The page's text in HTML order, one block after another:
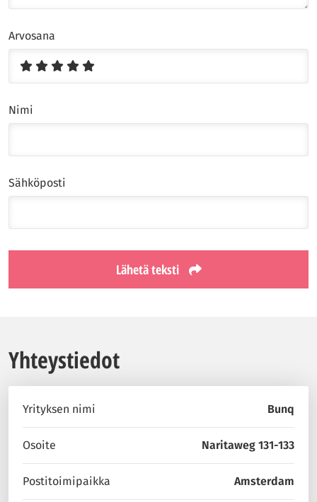
Arvosana
Nimi
Sähköposti
Lähetä teksti
Yhteystiedot
Yrityksen nimi Bunq
Osoite Naritaweg 131-133
Postitoimipaikka Amsterdam